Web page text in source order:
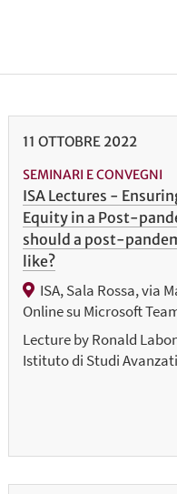
11 OTTOBRE 2022
SEMINARI E CONVEGNI
ISA Lectures -
Equity in a Post-
should a post-
like?
ISA, Sala Rossa, via
Online su Microsoft
Lecture by Ronald
Istituto di Studi Avanzati